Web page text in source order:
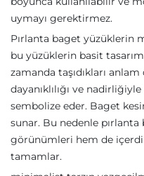
uymayı gerektirmez.
Pırlanta baget yüzüklerin
bu yüzüklerin basit
zamanda taşıdıkları
dayanıklılığı ve
sembolize eder. Baget
sunar. Bu nedenle
görünümleri hem de
tamamlar.